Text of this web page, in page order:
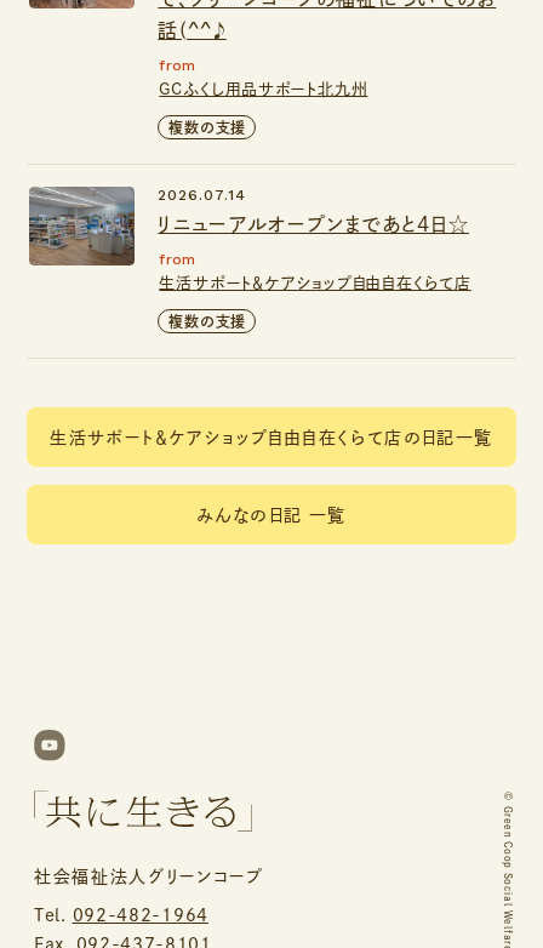
話(^^♪
from
GCふくし用品サポート北九州
複数の支援
リニューアルオープンまであと4日☆
2026.07.14
from
生活サポート＆ケアショップ自由自在くらて店
複数の支援
生活サポート＆ケアショップ自由自在くらて店の日記一覧
みんなの日記 一覧
社会福祉法人グリーンコープ
Tel. 092-482-1964
Fax. 092-437-8101
©